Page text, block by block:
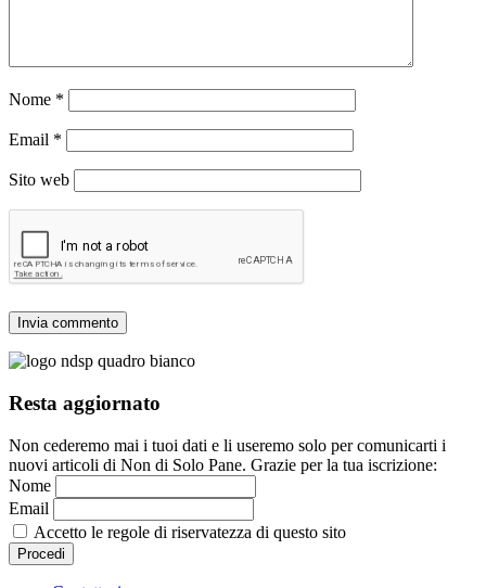
Nome *
Email *
Sito web
Resta aggiornato
Non cederemo mai i tuoi dati e li useremo solo per comunicarti i
nuovi articoli di Non di Solo Pane. Grazie per la tua iscrizione:
Nome
Email
Accetto le regole di riservatezza di questo sito